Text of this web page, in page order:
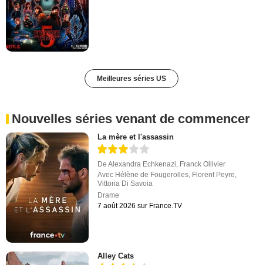
Meilleures séries US
Nouvelles séries venant de commencer
La mère et l'assassin
DeAlexandra Echkenazi Franck Ollivier
Avec Hélène de Fougerolles Florent Peyre
Vittoria Di Savoia
Drame
7 août 2026 sur France.TV
Alley Cats